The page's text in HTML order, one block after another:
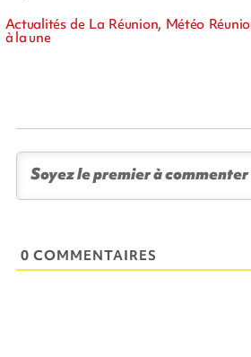
Actualités de La Réunion, Météo
à la une
0 COMMENTAIRES